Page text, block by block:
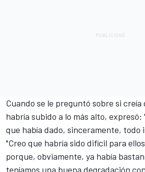
Cuando se le preguntó sobre si creía
habría subido a lo más alto, expresó:
que había dado, sinceramente, todo
"Creo que habría sido difícil para
porque, obviamente, ya había
teníamos una buena degradación